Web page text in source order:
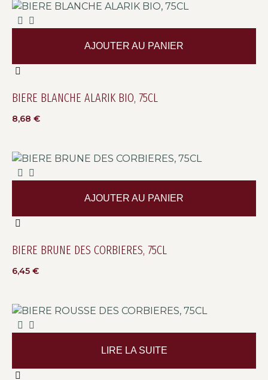
BIERE BLANCHE ALARIK BIO, 75CL
8,68 €
AJOUTER AU PANIER
BIERE BRUNE DES CORBIERES, 75CL
6,45 €
AJOUTER AU PANIER
LIRE LA SUITE